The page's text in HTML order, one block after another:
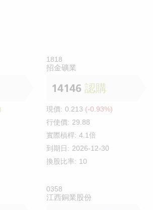
1818
招金礦業
14146 認購
現價: 0.213 (-0.93%)
行使價: 29.88
實際槓桿: 4.1倍
到期日: 2026-12-30
換股比率: 10
0358
江西銅業股份